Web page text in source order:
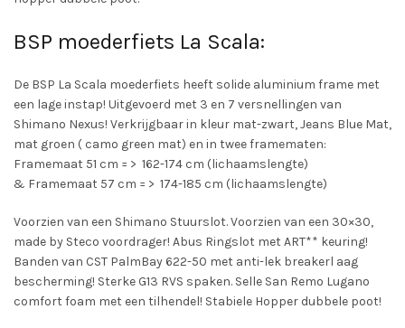
BSP moederfiets La Scala:
De BSP La Scala moederfiets heeft solide aluminium frame met
een lage instap! Uitgevoerd met 3 en 7 versnellingen van
Shimano Nexus! Verkrijgbaar in kleur mat-zwart, Jeans Blue Mat,
mat groen ( camo green mat) en in twee framematen:
Framemaat 51 cm = > 162-174 cm (lichaamslengte)
& Framemaat 57 cm = > 174-185 cm (lichaamslengte)
Voorzien van een Shimano Stuurslot. Voorzien van een 30×30,
made by Steco voordrager! Abus Ringslot met ART** keuring!
Banden van CST PalmBay 622-50 met anti-lek breakerl aag
bescherming! Sterke G13 RVS spaken. Selle San Remo Lugano
comfort foam met een tilhendel! Stabiele Hopper dubbele poot!